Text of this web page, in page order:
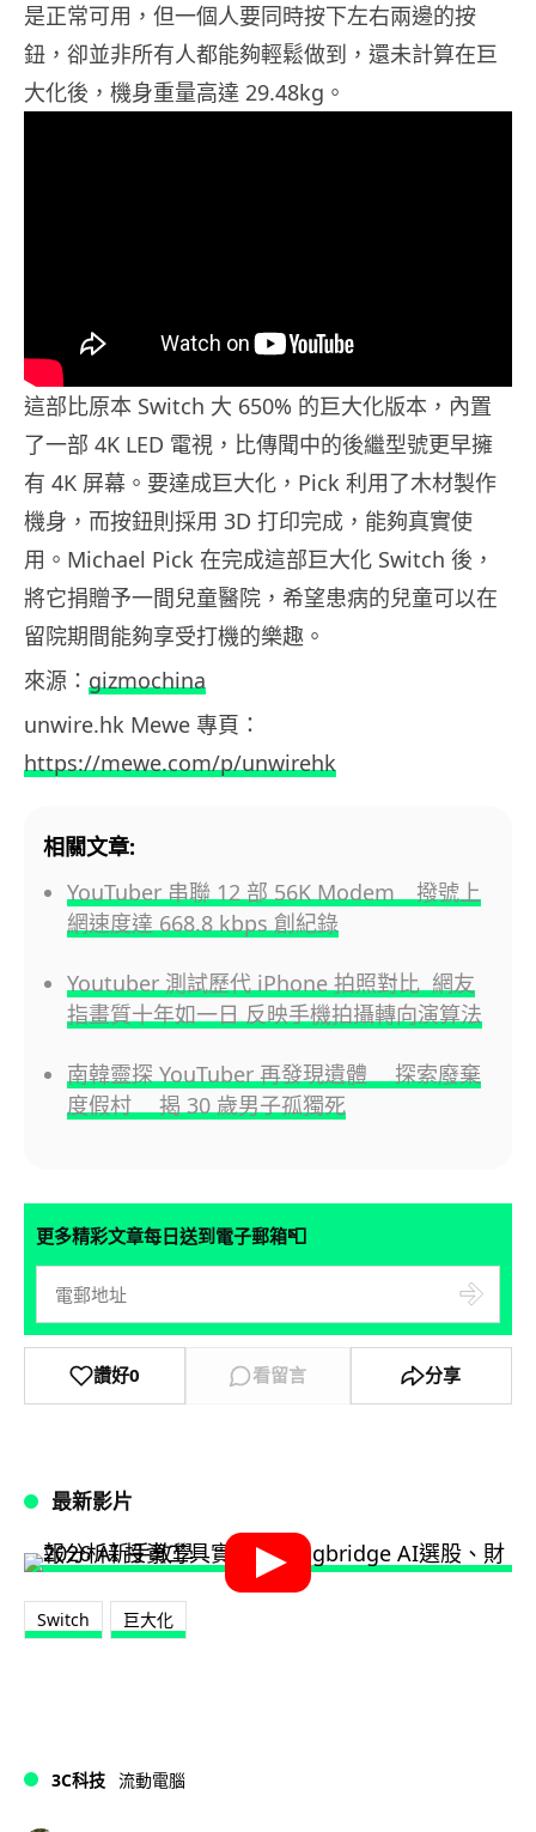
是正常可用，但一個人要同時按下左右兩邊的按
鈕，卻並非所有人都能夠輕鬆做到，還未計算在巨
大化後，機身重量高達 29.48kg。
這部比原本 Switch 大 650% 的巨大化版本，內置
了一部 4K LED 電視，比傳聞中的後繼型號更早擁
有 4K 屏幕。要達成巨大化，Pick 利用了木材製作
機身，而按鈕則採用 3D 打印完成，能夠真實使
用。Michael Pick 在完成這部巨大化 Switch 後，
將它捐贈予一間兒童醫院，希望患病的兒童可以在
留院期間能夠享受打機的樂趣。
來源： gizmochina
unwire.hk Mewe 專頁：
https://mewe.com/p/unwirehk
相關文章:
YouTuber 串聯 12 部 56K Modem 撥號上
網速度達 668.8 kbps 創紀錄
Youtuber 測試歷代 iPhone 拍照對比 網友
指畫質十年如一日 反映手機拍攝轉向演算法
南韓靈探 YouTuber 再發現遺體 探索廢棄
度假村 揭 30 歲男子孤獨死
更多精彩文章每日送到電子郵箱📮
讚好0 看留言 分享
最新影片
Switch 巨大化
3C科技 流動電腦